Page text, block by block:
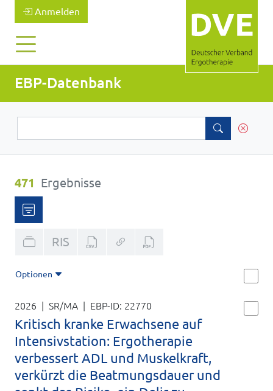
Anmelden
EBP-Datenbank
471 Ergebnisse
RIS
Optionen
2026 | SR/MA | EBP-ID: 22770
Kritisch kranke Erwachsene auf
Intensivstation: Ergotherapie
verbessert ADL und Muskelkraft,
verkürzt die Beatmungsdauer und